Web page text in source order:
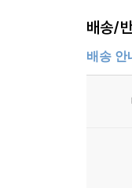
배송/
배송 안